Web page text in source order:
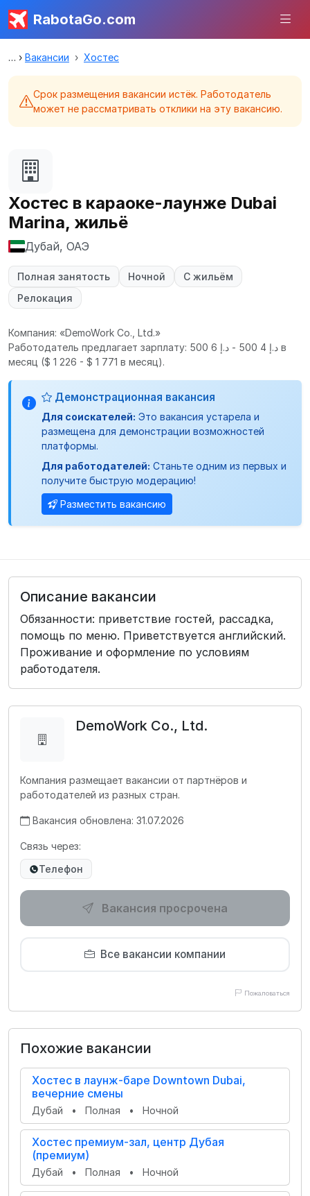
RabotaGo.com
Вакансии Хостес
Срок размещения вакансии истёк. Работодатель
может не рассматривать отклики на эту вакансию.
Хостес в караоке-лаунже Dubai
Marina, жильё
Дубай, ОАЭ
Полная занятость Ночной
С жильём
Релокация
Компания: «DemoWork Co., Ltd.»
Работодатель предлагает зарплату: د.إ 4 500 - د.إ 6 500 в
месяц ($ 1 226 - $ 1 771 в месяц).
Демонстрационная вакансия
Для соискателей: Это вакансия устарела и
размещена для демонстрации возможностей
платформы.
Для работодателей: Станьте одним из первых и
получите быструю модерацию!
Разместить вакансию
Описание вакансии
Обязанности: приветствие гостей, рассадка,
помощь по меню. Приветствуется английский.
Проживание и оформление по условиям
работодателя.
DemoWork Co., Ltd.
Компания размещает вакансии от партнёров и
работодателей из разных стран.
Вакансия обновлена: 31.07.2026
Связь через:
Телефон
Вакансия просрочена
Все вакансии компании
Пожаловаться
Похожие вакансии
Хостес в лаунж-баре Downtown Dubai,
вечерние смены
Дубай • Полная • Ночной
Хостес премиум-зал, центр Дубая
(премиум)
Дубай • Полная • Ночной